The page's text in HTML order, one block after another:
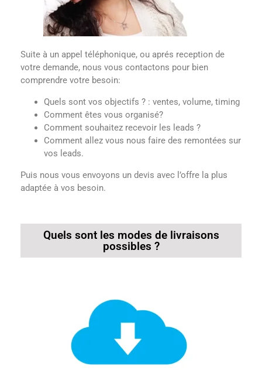
Suite à un appel téléphonique, ou aprés reception de
votre demande, nous vous contactons pour bien
comprendre votre besoin:
Quels sont vos objectifs ? : ventes, volume, timing
Comment êtes vous organisé?
Comment souhaitez recevoir les leads ?
Comment allez vous nous faire des remontées sur
vos leads.
Puis nous vous envoyons un devis avec l’offre la plus
adaptée à vos besoin.
Quels sont les modes de livraisons
possibles ?